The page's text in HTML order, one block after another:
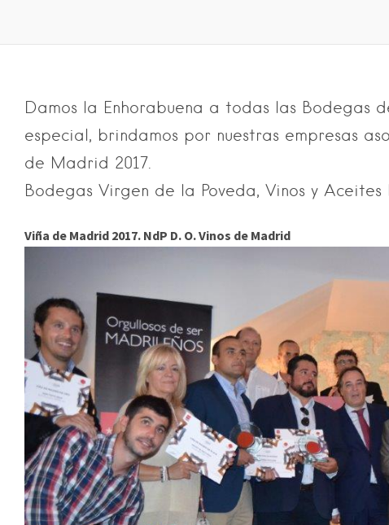
Damos la Enhorabuena a todas las Bodegas
especial, brindamos por nuestras empresas
de Madrid 2017.
Bodegas Virgen de la Poveda, Vinos y Aceites
Viña de Madrid 2017. NdP D. O. Vinos de Madrid